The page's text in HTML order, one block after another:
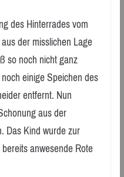
des Hinterrades vom
der misslichen Lage
so noch nicht ganz
einige Speichen des
entfernt. Nun
aus der
Das Kind wurde zur
anwesende Rote